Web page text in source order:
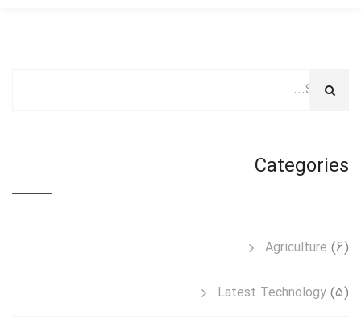
Categories
Agriculture (6)
Latest Technology (5)